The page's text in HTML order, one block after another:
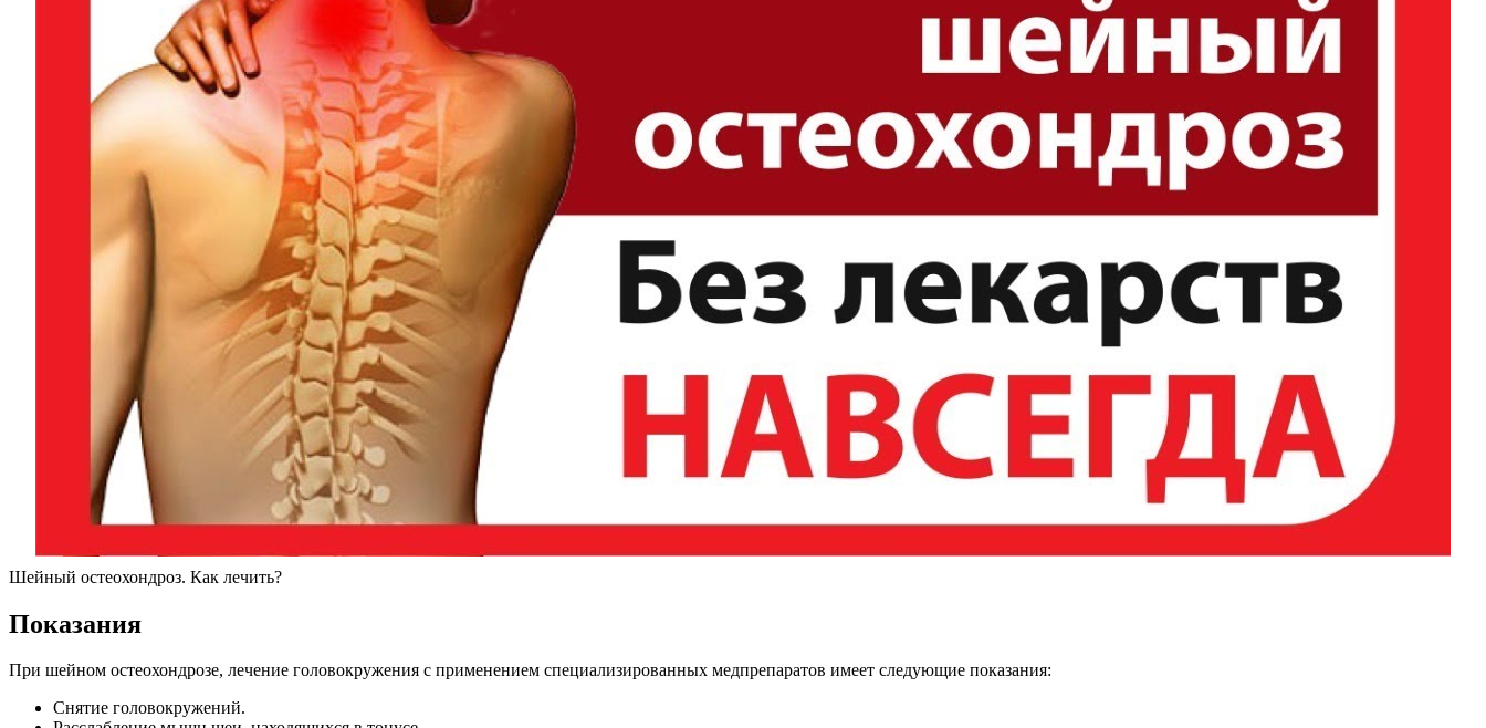
Шейный остеохондроз. Как лечить?
Показания
При шейном остеохондрозе, лечение головокружения с применением специализированных медпрепаратов имеет следующие показания:
Снятие головокружений.